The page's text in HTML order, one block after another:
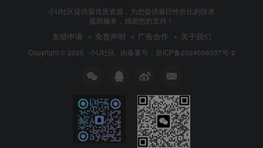
小U社区提供最优质资源，为您提供最巨性价比的技术
援助服务，感谢您的支持！
友链申请 免责声明 广告合作 关于我们
Copyright © 2025 · 小U社区 · 由备案号：新ICP备2024006037号-2